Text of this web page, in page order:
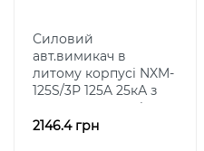
Силовий
авт.вимикач в
литому корпусі NXM-
125S/3Р 125A 25кА з
термомагн.розчіплювачем
2146.4 грн